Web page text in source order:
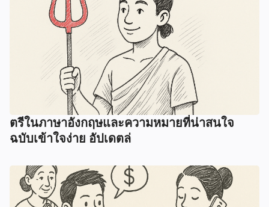
ตรีในภาษาอังกฤษและความหมายที่น่าสนใจ
ฉบับเข้าใจง่าย อัปเดตล่